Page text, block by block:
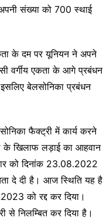
संख्या को 700 स्थाई
के दम पर यूनियन ने अपने
वर्गीय एकता के आगे प्रबंधन
बेलसोनिका प्रबंधन
फैक्ट्री में कार्य करने
के खिलाफ लड़ाई का आहवान
को दिनांक 23.08.2022
दे दी है। आज स्थिति यह है
को रद्द कर दिया।
से निलम्बित कर दिया है।